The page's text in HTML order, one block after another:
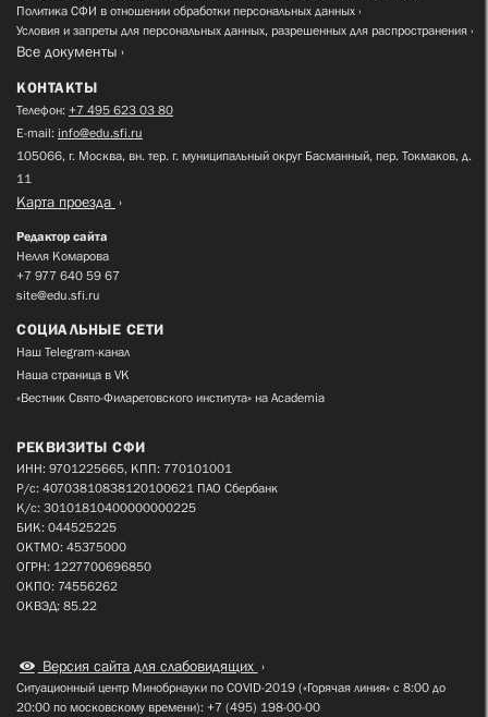
Политика СФИ в отношении обработки персональных данных
Условия и запреты для персональных данных, разрешенных для распространения
Все документы
КОНТАКТЫ
Телефон: +7 495 623 03 80
E-mail: info@edu.sfi.ru
105066, г. Москва, вн. тер. г. муниципальный округ Басманный, пер. Токмаков, д.
11
Карта проезда
Редактор сайта
Нелля Комарова
+7 977 640 59 67
site@edu.sfi.ru
СОЦИАЛЬНЫЕ СЕТИ
Наш Telegram-канал
Наша страница в VK
«Вестник Свято-Филаретовского института» на Academia
РЕКВИЗИТЫ СФИ
ИНН: 9701225665, КПП: 770101001
Р/с: 40703810838120100621 ПАО Сбербанк
К/с: 30101810400000000225
БИК: 044525225
ОКТМО: 45375000
ОГРН: 1227700696850
ОКПО: 74556262
ОКВЭД: 85.22
Версия сайта для слабовидящих
Ситуационный центр Минобрнауки по COVID-2019 («Горячая линия» с 8:00 до
20:00 по московскому времени): +7 (495) 198-00-00